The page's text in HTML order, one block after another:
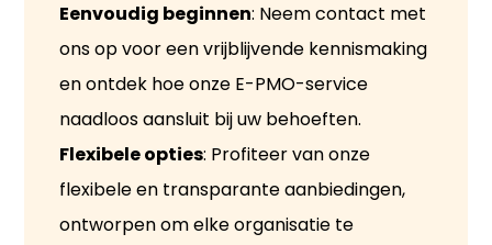
Eenvoudig beginnen: Neem contact met
ons op voor een vrijblijvende kennismaking
en ontdek hoe onze E-PMO-service
naadloos aansluit bij uw behoeften.
Flexibele opties: Profiteer van onze
flexibele en transparante aanbiedingen,
ontworpen om elke organisatie te